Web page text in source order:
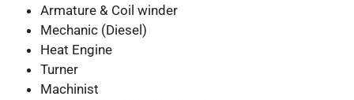
Armature & Coil winder
Mechanic (Diesel)
Heat Engine
Turner
Machinist